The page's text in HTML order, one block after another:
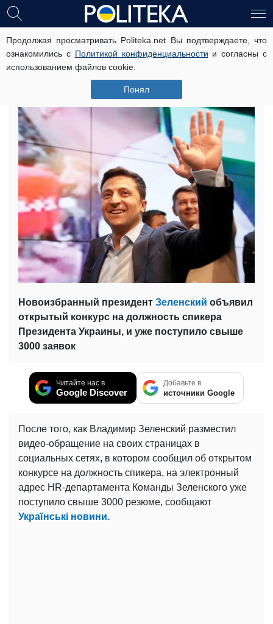
Продолжая просматривать Politeka.net Вы подтверждаете, что
ознакомились с Политикой конфиденциальности и согласны с
использованием файлов cookie.
Понял
Советником Зеленского может
стать телезвезда: что известно на
данный момент
Новоизбранный президент Зеленский объявил
открытый конкурс на должность спикера
Президента Украины, и уже поступило свыше
3000 заявок
Читайте нас в
Google Discover
Добавьте в
источники Google
После того, как Владимир Зеленский разместил
видео-обращение на своих страницах в
социальных сетях, в котором сообщил об открытом
конкурсе на должность спикера, на электронный
адрес HR-департамента Команды Зеленского уже
поступило свыше 3000 резюме, сообщают
Українські новини.